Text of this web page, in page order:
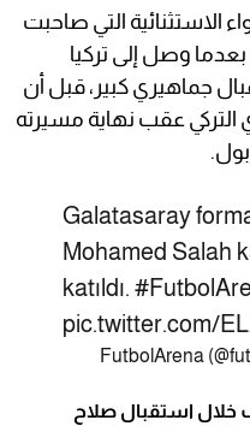
الاستثنائية التي صاحبت
وصل إلى تركيا
جماهيري كبير، قبل أن
التركي عقب نهاية مسيرته
Galatasaray
Mohamed Salah
katıldı.
pic.twitter.com/
استقبال صلاح